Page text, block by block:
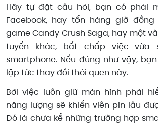
Hãy tự đặt câu hỏi, bạn có phải
Facebook, hay tốn hàng giờ
game Candy Crush Saga, hay một
tuyến khác, bất chấp việc vừa
smartphone. Nếu đúng như vậy,
lập tức thay đổi thói quen này.
Bởi việc luôn giữ màn hình phải
năng lượng sẽ khiến viên pin lâu
Đó là chưa kể những trường hợp